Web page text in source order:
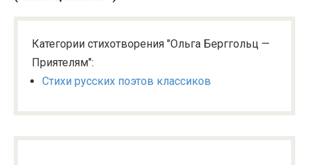
Категории стихотворения "Ольга Берггольц —
Приятелям":
Стихи русских поэтов классиков